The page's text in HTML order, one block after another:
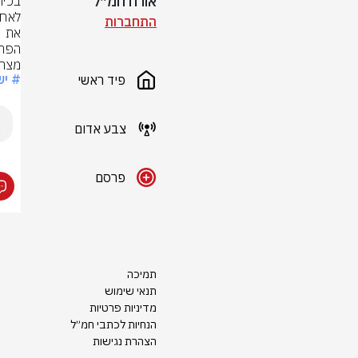
התחברות
פיד ראשי
צבע אדום
פרסם
תמיכה
תנאי שימוש
מדיניות פרטיות
הנחיות לכתבי חמ״ל
הצהרת נגישות
#